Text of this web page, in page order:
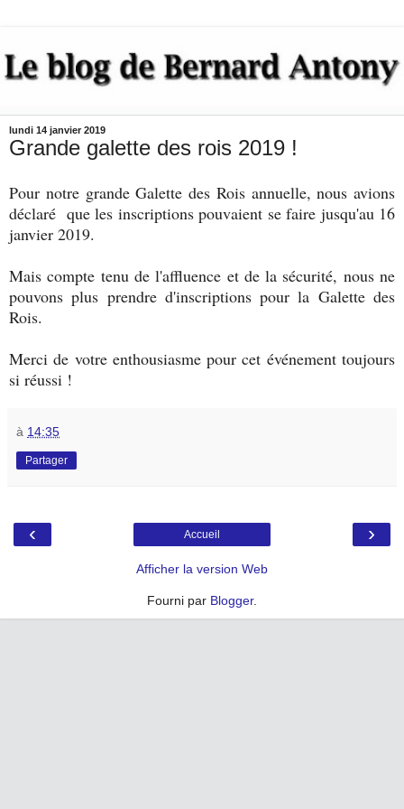
lundi 14 janvier 2019
Grande galette des rois 2019 !
Pour notre grande Galette des Rois annuelle, nous avions
déclaré que les inscriptions pouvaient se faire jusqu'au 16
janvier 2019.
Mais compte tenu de l'affluence et de la sécurité, nous ne
pouvons plus prendre d'inscriptions pour la Galette des
Rois.
Merci de votre enthousiasme pour cet événement toujours
si réussi !
à 14:35
Partager
‹ ›
Accueil
Afficher la version Web
Fourni par Blogger.